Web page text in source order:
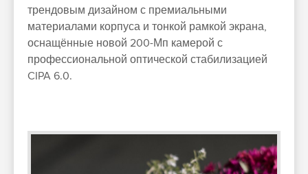
трендовым дизайном с премиальными
материалами корпуса и тонкой рамкой экрана,
оснащённые новой 200-Мп камерой с
профессиональной оптической стабилизацией
CIPA 6.0.